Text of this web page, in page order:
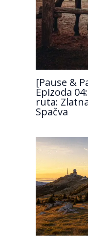
[Pause &
Epizoda
ruta:
Spačva